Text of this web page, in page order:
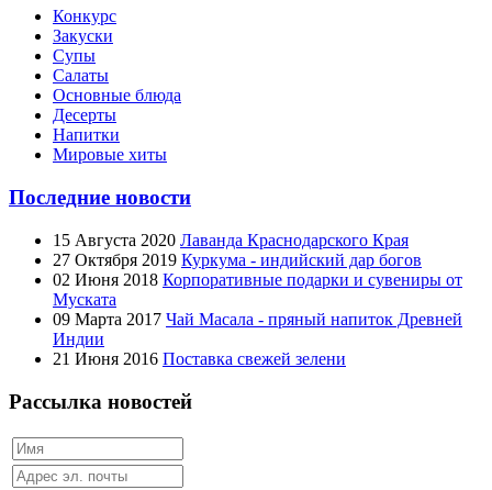
Конкурс
Закуски
Супы
Салаты
Основные блюда
Десерты
Напитки
Мировые хиты
Последние новости
15 Августа 2020 Лаванда Краснодарского Края
27 Октября 2019 Куркума - индийский дар богов
02 Июня 2018 Корпоративные подарки и сувениры от
Муската
09 Марта 2017 Чай Масала - пряный напиток Древней
Индии
21 Июня 2016 Поставка свежей зелени
Рассылка новостей